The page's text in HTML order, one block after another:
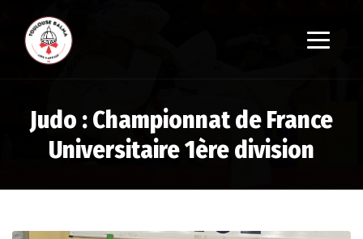
Judo : Championnat de France
Universitaire 1ère division